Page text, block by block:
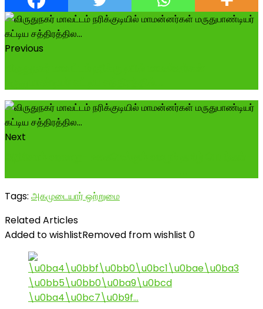
Previous
Next
Tags: அகமுடையார் ஒற்றுமை
Related Articles
Added to wishlistRemoved from wishlist 0